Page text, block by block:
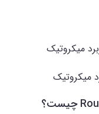
میکروتیک